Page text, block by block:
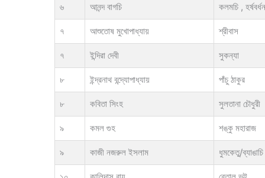
৬ আনন্দ বাগচি কলমচি , হর্ষবর্ধন
৭ আশুতোষ মুখোপাধ্যায় শ্রীবাস
৭ ইন্দিরা দেবী সুকন্যা
৮ ইন্দ্রনাথ বন্দ্যোপাধ্যায় পাঁচু ঠাকুর
৮ কবিতা সিংহ সুলতানা চৌধুরী
৯ কমল গুহ শঙ্কু মহারাজ
৯ কাজী নজরুল ইসলাম ধুমকেতু/ব্যাঙাচি